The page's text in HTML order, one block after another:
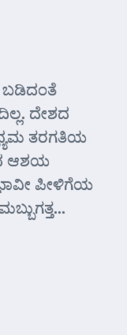
ಬಡಿದಂತೆ
ದೇಶದ
ತರಗತಿಯ
ಆಶಯ
ಪೀಳಿಗೆಯ